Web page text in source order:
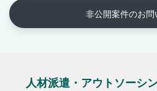
非公開案件のお
人材派遣・アウトソーシ